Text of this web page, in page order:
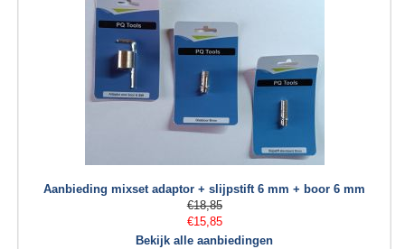
Aanbieding mixset adaptor + slijpstift 6 mm + boor 6 mm
€18,85
€15,85
Bekijk alle aanbiedingen